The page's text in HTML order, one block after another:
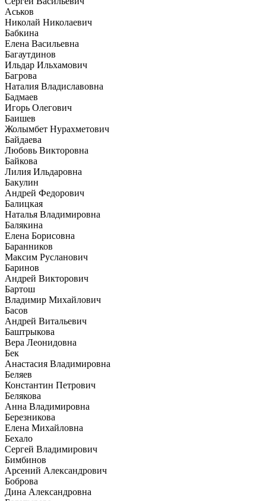
Аськов
Николай Николаевич
Бабкина
Елена Васильевна
Багаутдинов
Ильдар Ильхамович
Багрова
Наталия Владиславовна
Бадмаев
Игорь Олегович
Баишев
Жолымбет Нурахметович
Байдаева
Любовь Викторовна
Байкова
Лилия Ильдаровна
Бакулин
Андрей Федорович
Балицкая
Наталья Владимировна
Балякина
Елена Борисовна
Баранников
Максим Русланович
Баринов
Андрей Викторович
Бартош
Владимир Михайлович
Басов
Андрей Витальевич
Баштрыкова
Вера Леонидовна
Бек
Анастасия Владимировна
Беляев
Константин Петрович
Белякова
Анна Владимировна
Березникова
Елена Михайловна
Бехало
Сергей Владимирович
Бимбинов
Арсений Александрович
Боброва
Дина Александровна